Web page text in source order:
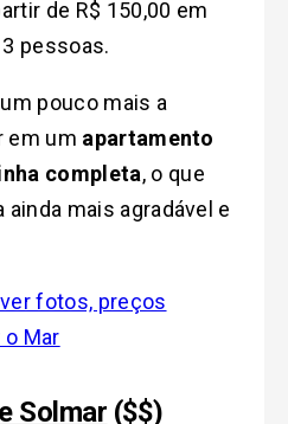
de R$ 150,00 em
pessoas.
pouco mais a
em um apartamento
completa, o que
ainda mais agradável e
fotos, preços
Mar
Solmar ($$)